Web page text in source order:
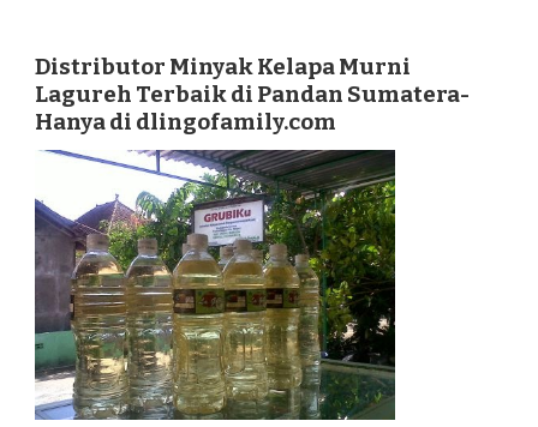
KELAPA
MURNI
LAGUREH
DI
PANDAN
SUMATERA
Distributor Minyak Kelapa Murni
Lagureh Terbaik di Pandan Sumatera-
Hanya di dlingofamily.com